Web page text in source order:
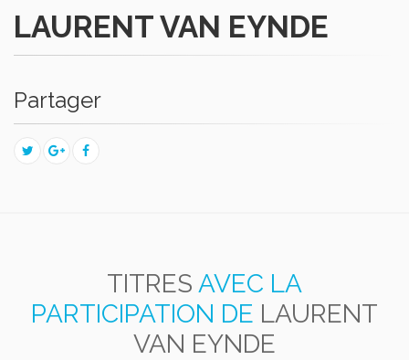
LAURENT VAN EYNDE
Partager
TITRES AVEC LA
PARTICIPATION DE LAURENT
VAN EYNDE